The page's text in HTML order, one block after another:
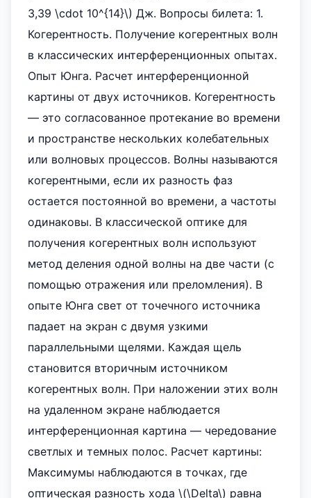
3,39 \cdot 10^{14}\) Дж. Вопросы билета: 1.
Когерентность. Получение когерентных волн
в классических интерференционных опытах.
Опыт Юнга. Расчет интерференционной
картины от двух источников. Когерентность
— это согласованное протекание во времени
и пространстве нескольких колебательных
или волновых процессов. Волны называются
когерентными, если их разность фаз
остается постоянной во времени, а частоты
одинаковы. В классической оптике для
получения когерентных волн используют
метод деления одной волны на две части (с
помощью отражения или преломления). В
опыте Юнга свет от точечного источника
падает на экран с двумя узкими
параллельными щелями. Каждая щель
становится вторичным источником
когерентных волн. При наложении этих волн
на удаленном экране наблюдается
интерференционная картина — чередование
светлых и темных полос. Расчет картины:
Максимумы наблюдаются в точках, где
оптическая разность хода \(\Delta\) равна